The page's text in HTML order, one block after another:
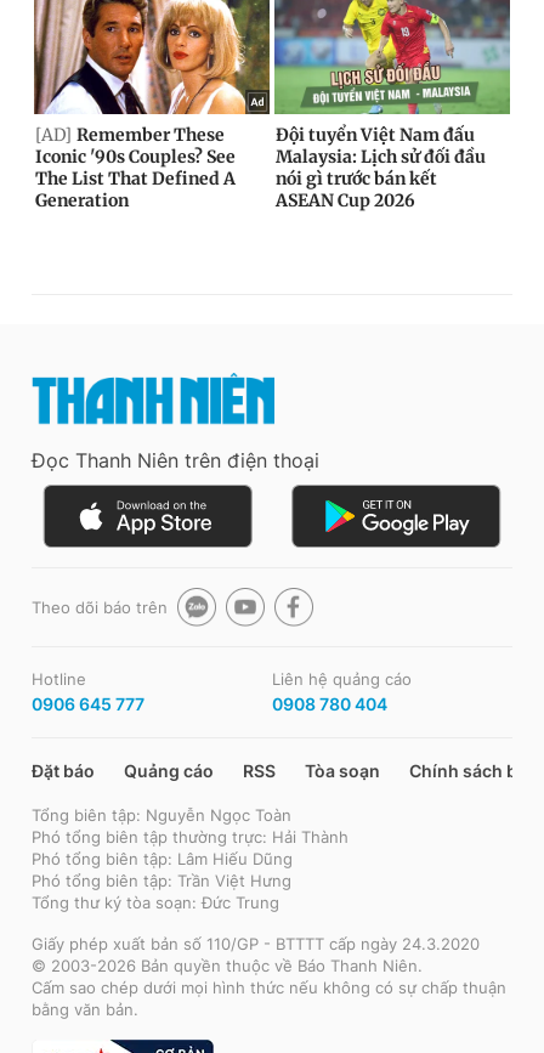
Đọc Thanh Niên trên điện thoại
Theo dõi báo trên
Hotline
0906 645 777
Liên hệ quảng cáo
0908 780 404
Đặt báo Quảng cáo RSS Tòa soạn Chính sách bảo
Tổng biên tập: Nguyễn Ngọc Toàn
Phó tổng biên tập thường trực: Hải Thành
Phó tổng biên tập: Lâm Hiếu Dũng
Phó tổng biên tập: Trần Việt Hưng
Tổng thư ký tòa soạn: Đức Trung
Giấy phép xuất bản số 110/GP - BTTTT cấp ngày 24.3.2020
© 2003-2026 Bản quyền thuộc về Báo Thanh Niên.
Cấm sao chép dưới mọi hình thức nếu không có sự chấp thuận
bằng văn bản.